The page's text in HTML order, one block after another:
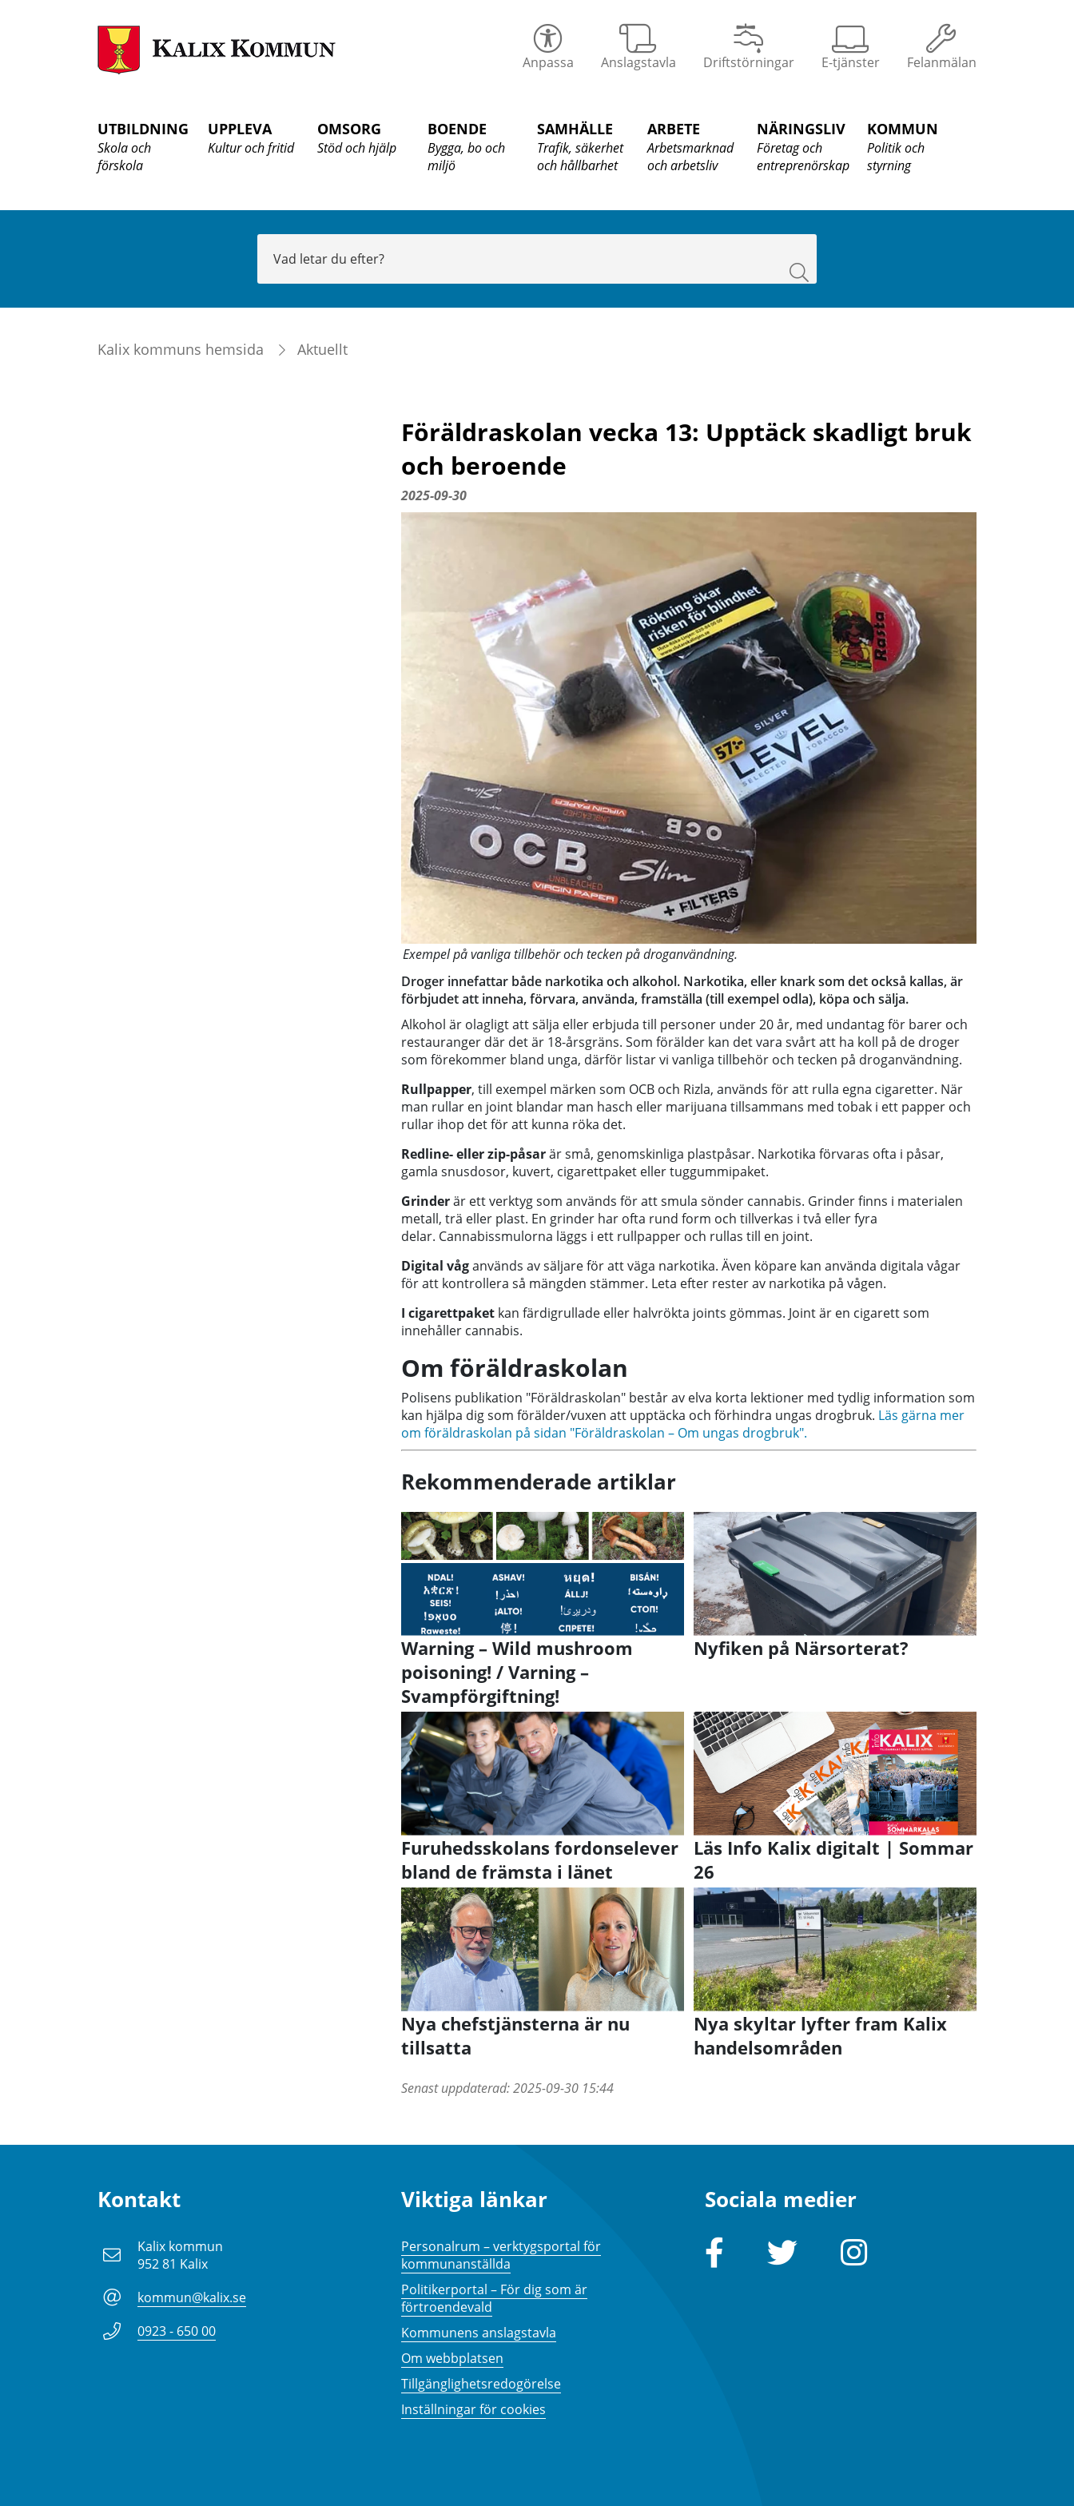
Anpassa Anslagstavla Driftstörningar E-tjänster Felanmälan
UTBILDNING
Skola och
förskola
UPPLEVA
Kultur och fritid
OMSORG
Stöd och hjälp
BOENDE
Bygga, bo och
miljö
SAMHÄLLE
Trafik, säkerhet
och hållbarhet
ARBETE
Arbetsmarknad
och arbetsliv
NÄRINGSLIV
Företag och
entreprenörskap
KOMMUN
Politik och
styrning
Sök
Kalix kommuns hemsida Aktuellt
Föräldraskolan vecka 13: Upptäck skadligt bruk
och beroende
2025-09-30
Exempel på vanliga tillbehör och tecken på droganvändning.
Droger innefattar både narkotika och alkohol. Narkotika, eller knark som det också kallas, är
förbjudet att inneha, förvara, använda, framställa (till exempel odla), köpa och sälja.
Alkohol är olagligt att sälja eller erbjuda till personer under 20 år, med undantag för barer och
restauranger där det är 18-årsgräns. Som förälder kan det vara svårt att ha koll på de droger
som förekommer bland unga, därför listar vi vanliga tillbehör och tecken på droganvändning.
Rullpapper, till exempel märken som OCB och Rizla, används för att rulla egna cigaretter. När
man rullar en joint blandar man hasch eller marijuana tillsammans med tobak i ett papper och
rullar ihop det för att kunna röka det.
Redline- eller zip-påsarär små, genomskinliga plastpåsar. Narkotika förvaras ofta i påsar,
gamla snusdosor, kuvert, cigarettpaket eller tuggummipaket.
Grinderär ett verktyg som används för att smula sönder cannabis. Grinder finns i materialen
metall, trä eller plast. En grinder har ofta rund form och tillverkas i två eller fyra
delar. Cannabissmulorna läggs i ett rullpapper och rullas till en joint.
Digital våganvänds av säljare för att väga narkotika. Även köpare kan använda digitala vågar
för att kontrollera så mängden stämmer. Leta efter rester av narkotika på vågen.
I cigarettpaket kan färdigrullade eller halvrökta joints gömmas. Joint är en cigarett som
innehåller cannabis.
Om föräldraskolan
Polisens publikation "Föräldraskolan" består av elva korta lektioner med tydlig information som
kan hjälpa dig som förälder/vuxen att upptäcka och förhindra ungas drogbruk. Läs gärna mer
om föräldraskolan på sidan "Föräldraskolan – Om ungas drogbruk".
Rekommenderade artiklar
Warning – Wild mushroom
poisoning! / Varning –
Svampförgiftning!
Nyfiken på Närsorterat?
Furuhedsskolans fordonselever
bland de främsta i länet
Läs Info Kalix digitalt | Sommar
26
Nya chefstjänsterna är nu
tillsatta
Nya skyltar lyfter fram Kalix
handelsområden
Senast uppdaterad:2025-09-30 15:44
Kontakt
Kalix kommun
952 81 Kalix
kommun@kalix.se
0923 - 650 00
Viktiga länkar
Personalrum – verktygsportal för
kommunanställda
Politikerportal – För dig som är
förtroendevald
Kommunens anslagstavla
Om webbplatsen
Tillgänglighetsredogörelse
Inställningar för cookies
Sociala medier
Facebook Twitter Instagram